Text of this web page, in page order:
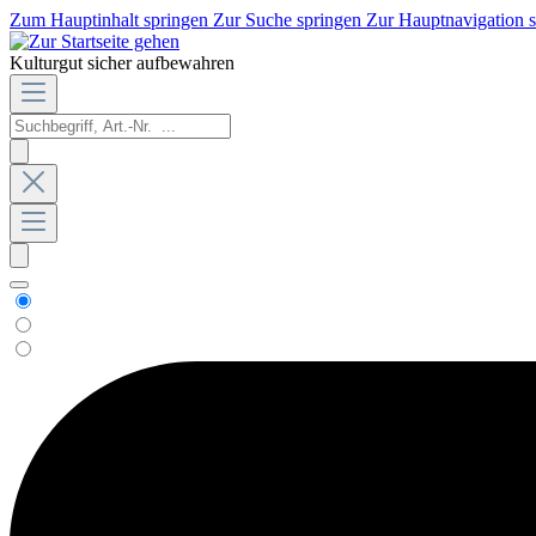
Zum Hauptinhalt springen Zur Suche springen Zur Hauptnavigation
Kulturgut sicher aufbewahren